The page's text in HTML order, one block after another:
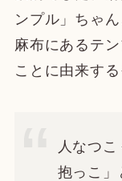
ンプル」ちゃ
麻布にあるテ
ことに由来する
人なつ
抱っこ」